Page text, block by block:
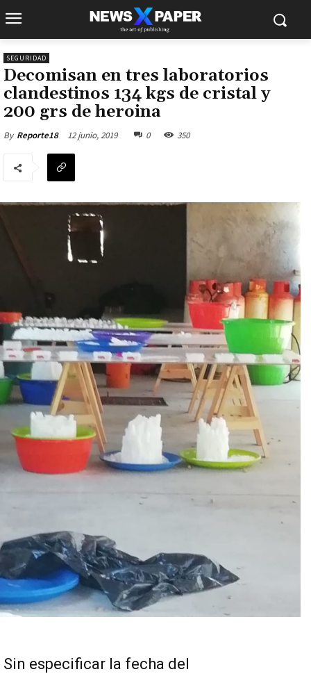
SEGURIDAD
Decomisan en tres laboratorios
clandestinos 134 kgs de cristal y
200 grs de heroina
By Reporte18 12 junio, 2019 0 350
Sin especificar la fecha del